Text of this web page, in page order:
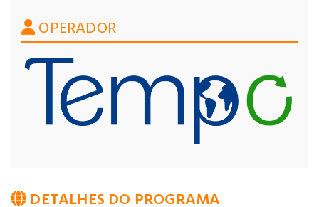
OPERADOR
DETALHES DO PROGRAMA